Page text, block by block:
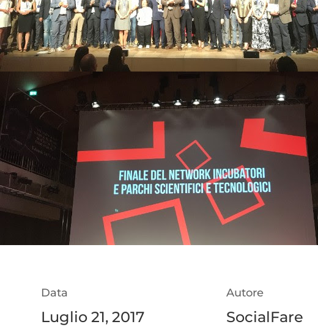
Data
Luglio 21, 2017
Autore
SocialFare